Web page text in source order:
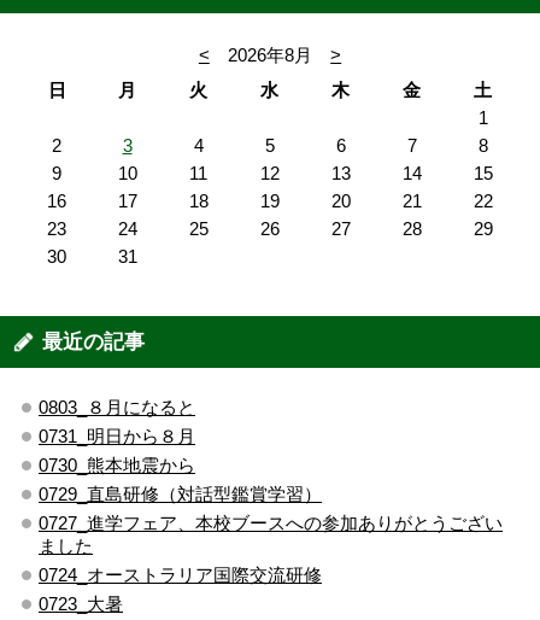
< 2026年8月
>
日
月 火 水 木 金
土
1
2
3 4 5 6 7
8
9
10 11 12 13 14
15
16
17 18 19 20 21
22
23
24 25 26 27 28
29
30
31
最近の記事
0803_８月になると
0731_明日から８月
0730_熊本地震から
0729_直島研修（対話型鑑賞学習）
0727_進学フェア、本校ブースへの参加ありがとうござい
ました
0724_オーストラリア国際交流研修
0723_大暑